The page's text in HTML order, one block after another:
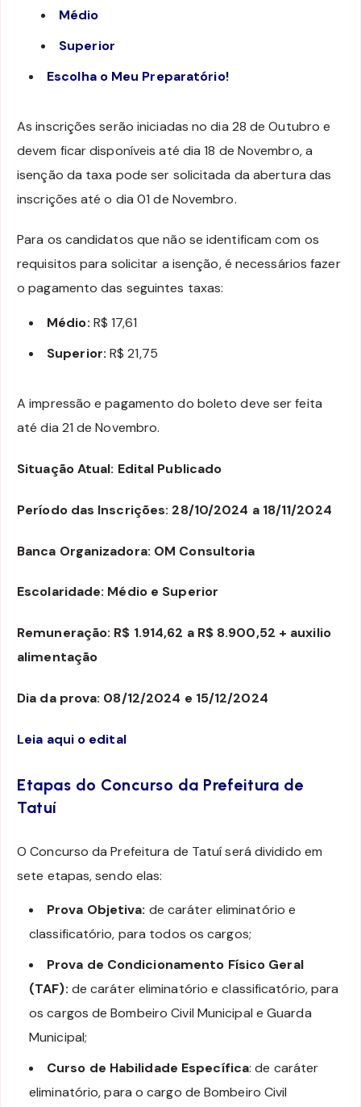
Médio
Superior
Escolha o Meu Preparatório!
As inscrições serão iniciadas no dia 28 de Outubro e
devem ficar disponíveis até dia 18 de Novembro, a
isenção da taxa pode ser solicitada da abertura das
inscrições até o dia 01 de Novembro.
Para os candidatos que não se identificam com os
requisitos para solicitar a isenção, é necessários fazer
o pagamento das seguintes taxas:
Médio: R$ 17,61
Superior: R$ 21,75
A impressão e pagamento do boleto deve ser feita
até dia 21 de Novembro.
Situação Atual: Edital Publicado
Período das Inscrições: 28/10/2024 a 18/11/2024
Banca Organizadora: OM Consultoria
Escolaridade: Médio e Superior
Remuneração: R$ 1.914,62 a R$ 8.900,52 + auxilio
alimentação
Dia da prova: 08/12/2024 e 15/12/2024
Leia aqui o edital
Etapas do Concurso da Prefeitura de
Tatuí
O Concurso da Prefeitura de Tatuí será dividido em
sete etapas, sendo elas:
Prova Objetiva: de caráter eliminatório e
classificatório, para todos os cargos;
Prova de Condicionamento Físico Geral
(TAF): de caráter eliminatório e classificatório, para
os cargos de Bombeiro Civil Municipal e Guarda
Municipal;
Curso de Habilidade Específica: de caráter
eliminatório, para o cargo de Bombeiro Civil